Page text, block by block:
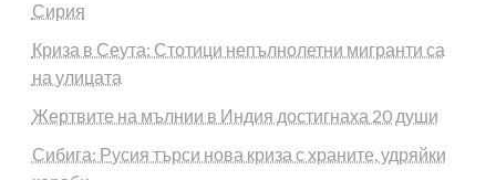
Сирия
Криза в Сеута: Стотици непълнолетни мигранти са
на улицата
Жертвите на мълнии в Индия достигнаха 20 души
Сибига: Русия търси нова криза с храните, удряйки